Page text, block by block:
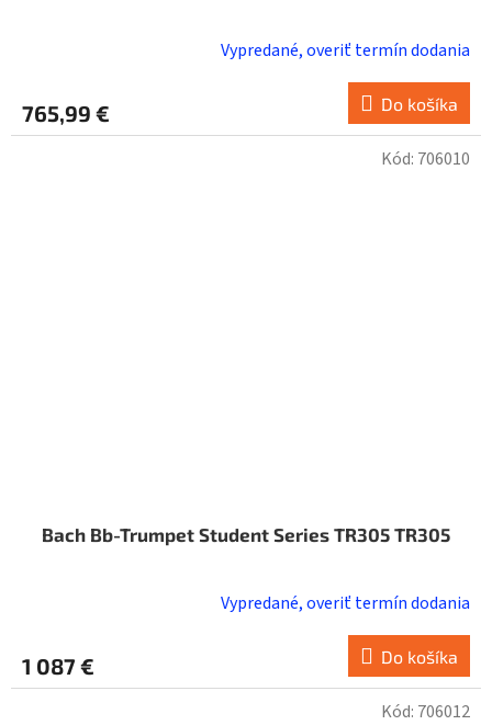
Vypredané, overiť termín dodania
765,99 € Do košíka
Bach Bb-Trumpet Student Series TR305 TR305
Vypredané, overiť termín dodania
1 087 € Do košíka
Kód: 706010
Kód: 706012